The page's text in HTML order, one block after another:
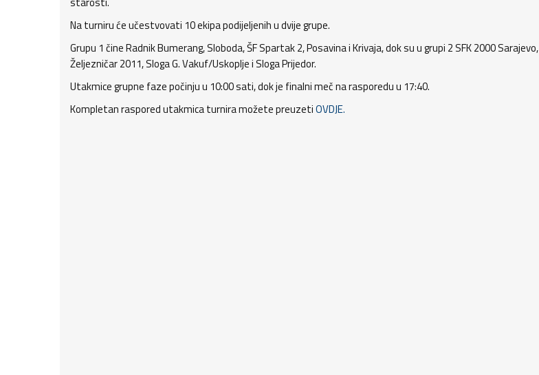
Na turniru će učestvovati 10 ekipa podijeljenih u dvije grupe.
Grupu 1 čine Radnik Bumerang, Sloboda, ŠF Spartak 2, Posavina i Krivaja, dok su u grupi 2 SFK 2000 Sarajevo,
Željezničar 2011, Sloga G. Vakuf/Uskoplje i Sloga Prijedor.
Utakmice grupne faze počinju u 10:00 sati, dok je finalni meč na rasporedu u 17:40.
Kompletan raspored utakmica turnira možete preuzetiOVDJE.